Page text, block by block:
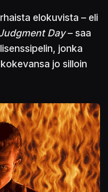
elokuvista – eli
Day– saa
jonka
jo silloin